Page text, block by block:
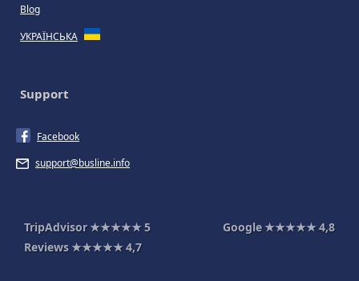
Blog
УКРАЇНСЬКА
Support
Facebook
support@busline.info
TripAdvisor ★★★★★5 Google ★★★★★4,8
Reviews ★★★★★4,7